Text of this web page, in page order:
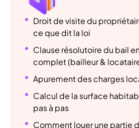
Droit de visite du
ce que dit la loi
Clause résolutoire du bail
complet (bailleur &
Apurement des charges
Calcul de la surface
pas à pas
Comment louer une partie